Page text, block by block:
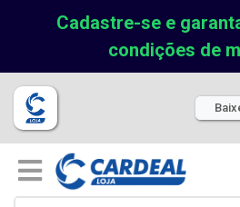
Cadastre-se e
condições de